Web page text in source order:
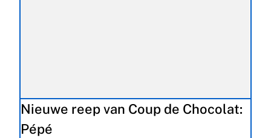
Nieuwe reep van Coup de Chocolat:
Pépé